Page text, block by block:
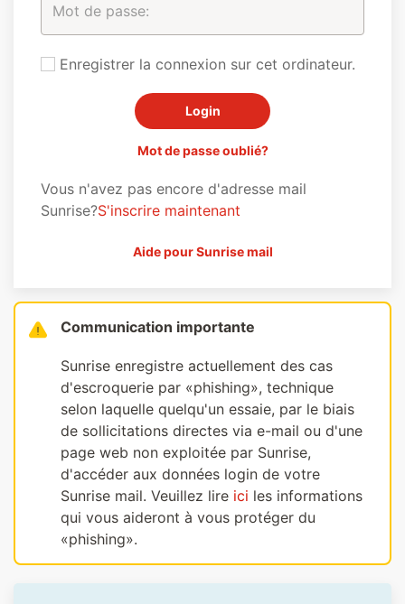
Enregistrer la connexion sur cet ordinateur.
Mot de passe oublié?
Vous n'avez pas encore d'adresse mail
Sunrise?S'inscrire maintenant
Aide pour Sunrise mail
Communication importante
Sunrise enregistre actuellement des cas
d'escroquerie par «phishing», technique
selon laquelle quelqu'un essaie, par le biais
de sollicitations directes via e-mail ou d'une
page web non exploitée par Sunrise,
d'accéder aux données login de votre
Sunrise mail. Veuillez lire ici les informations
qui vous aideront à vous protéger du
«phishing».